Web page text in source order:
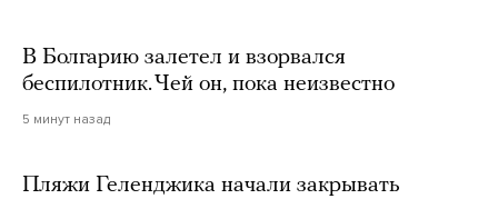
В Болгарию залетел и взорвался
беспилотник. Чей он, пока неизвестно
5 минут назад
Пляжи Геленджика начали закрывать